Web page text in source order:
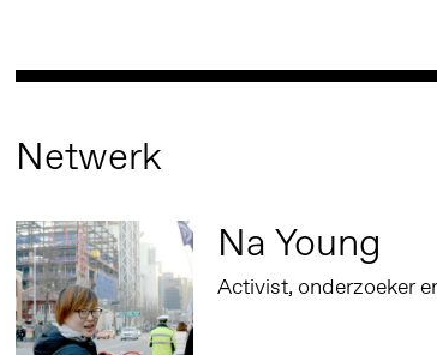
Netwerk
Na Young
Activist, onderzoeker